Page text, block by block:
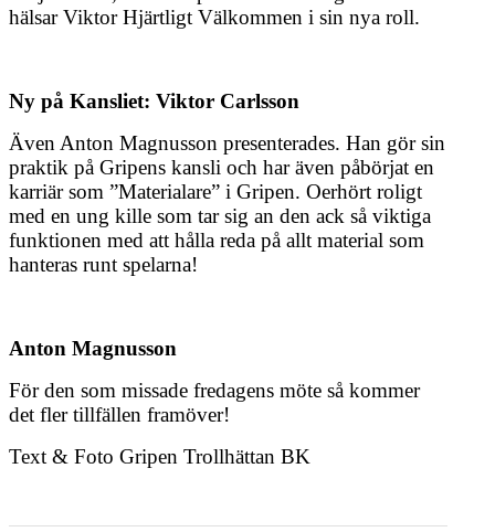
hälsar Viktor Hjärtligt Välkommen i sin nya roll.
Ny på Kansliet: Viktor Carlsson
Även Anton Magnusson presenterades. Han gör sin
praktik på Gripens kansli och har även påbörjat en
karriär som ”Materialare” i Gripen. Oerhört roligt
med en ung kille som tar sig an den ack så viktiga
funktionen med att hålla reda på allt material som
hanteras runt spelarna!
Anton Magnusson
För den som missade fredagens möte så kommer
det fler tillfällen framöver!
Text & Foto Gripen Trollhättan BK